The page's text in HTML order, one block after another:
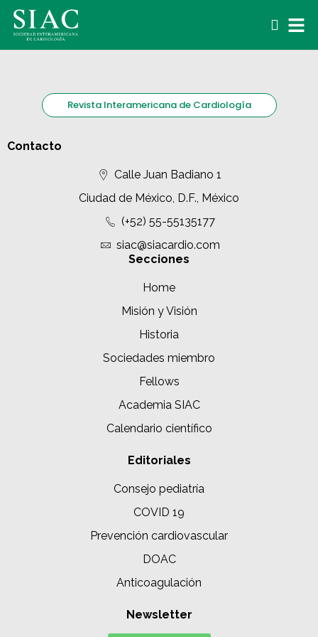
Revista Interamericana de Cardiología
Contacto
Calle Juan Badiano 1
Ciudad de México, D.F., México
(+52) 55-55135177
siac@siacardio.com
Secciones
Home
Misión y Visión
Historia
Sociedades miembro
Fellows
Academia SIAC
Calendario científico
Editoriales
Consejo pediatría
COVID 19
Prevención cardiovascular
DOAC
Anticoagulación
Newsletter